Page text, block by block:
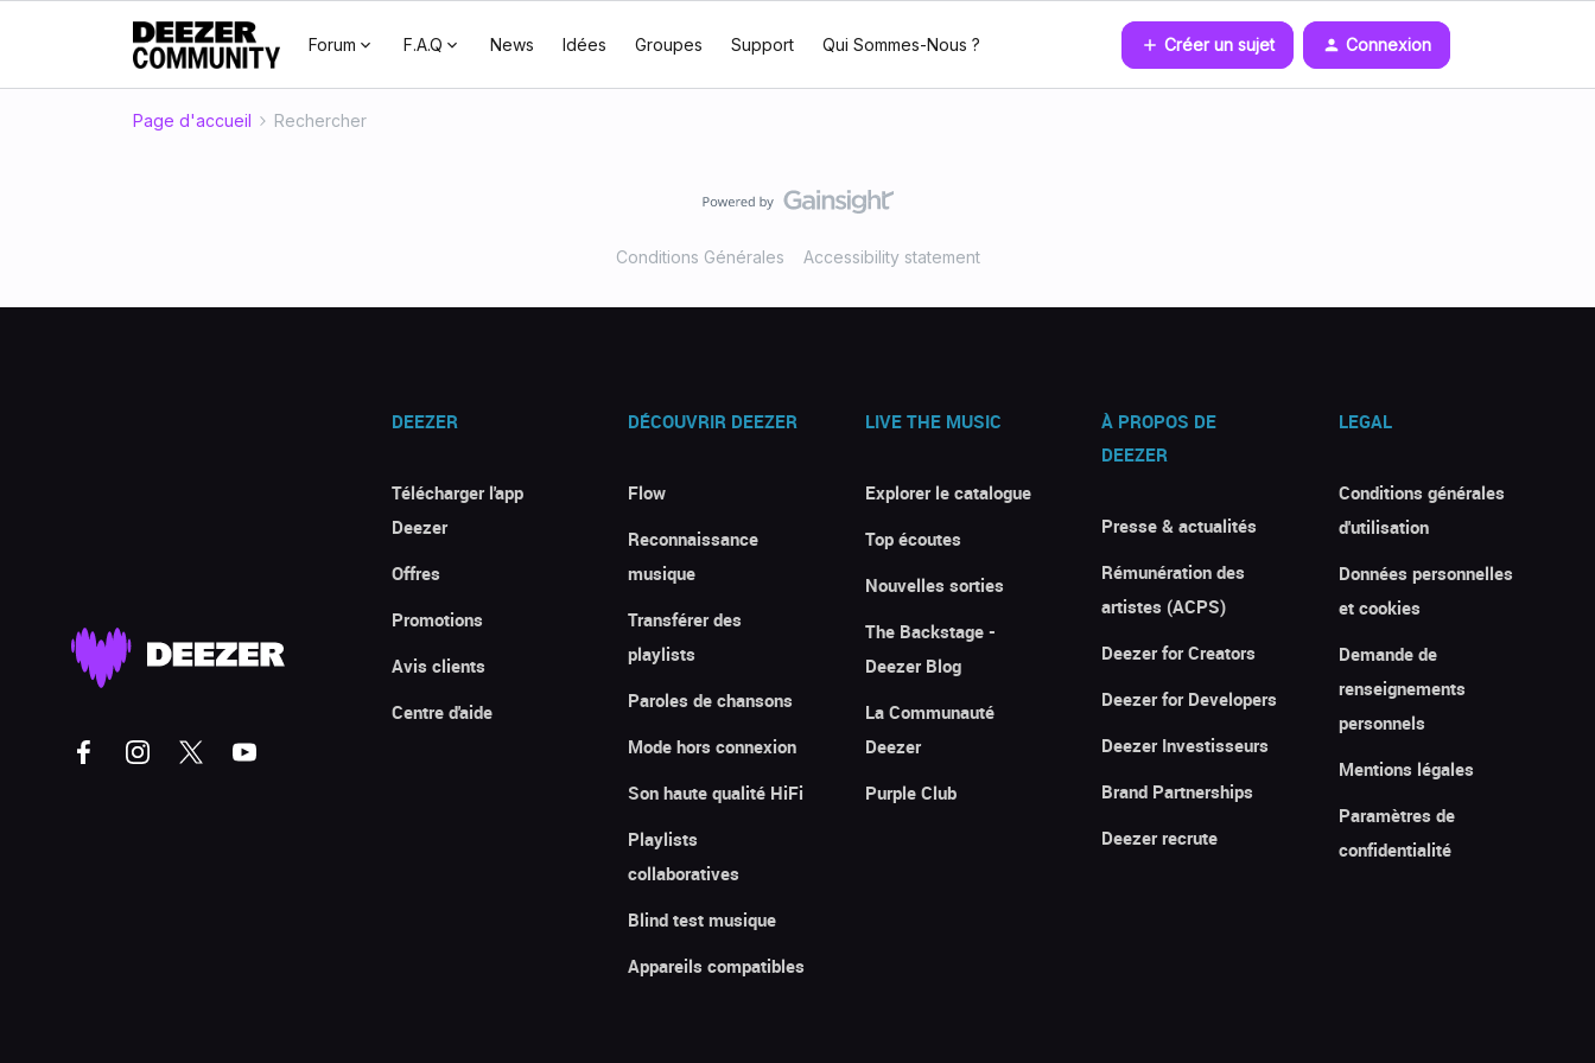
Forum F.A.Q News Idées Groupes Support Qui Sommes-Nous ? Créer un sujet Connexion
Page d'accueil Rechercher
Conditions Générales Accessibility statement
DEEZER
Télécharger l'app
Deezer
Offres
Promotions
Avis clients
Centre d'aide
DÉCOUVRIR DEEZER
Flow
Reconnaissance
musique
Transférer des
playlists
Paroles de chansons
Mode hors connexion
Son haute qualité HiFi
Playlists
collaboratives
Blind test musique
Appareils compatibles
LIVE THE MUSIC
Explorer le catalogue
Top écoutes
Nouvelles sorties
The Backstage -
Deezer Blog
La Communauté
Deezer
Purple Club
À PROPOS DE
DEEZER
Presse & actualités
Rémunération des
artistes (ACPS)
Deezer for Creators
Deezer for Developers
Deezer Investisseurs
Brand Partnerships
Deezer recrute
LEGAL
Conditions générales
d'utilisation
Données personnelles
et cookies
Demande de
renseignements
personnels
Mentions légales
Paramètres de
confidentialité